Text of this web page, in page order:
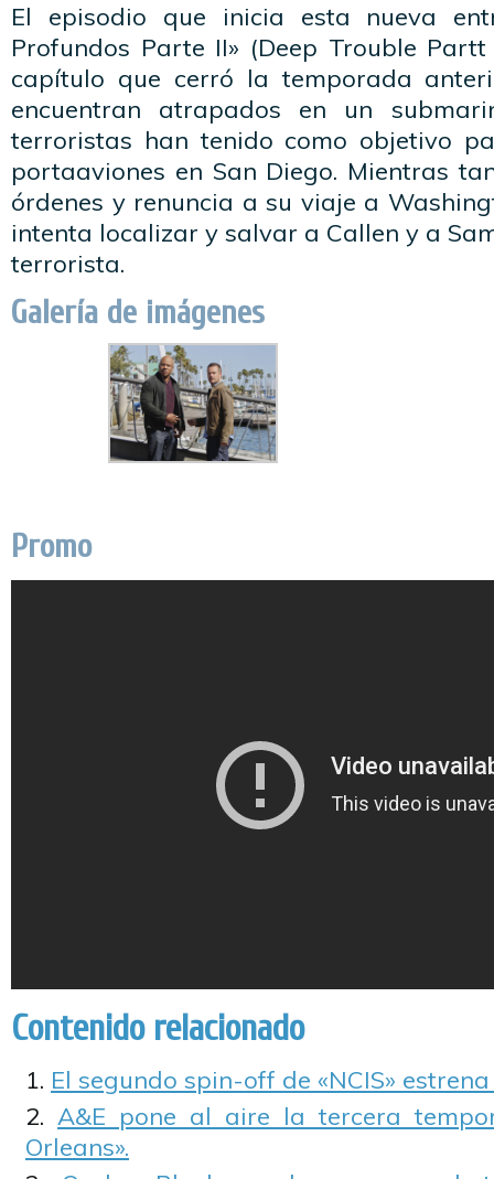
El episodio que inicia esta nueva
Profundos Parte II» (Deep Trouble
capítulo que cerró la temporada
encuentran atrapados en un
terroristas han tenido como objetivo
portaaviones en San Diego. Mientras
órdenes y renuncia a su viaje a
intenta localizar y salvar a Callen y a
terrorista.
Galería de imágenes
Promo
Contenido relacionado
El segundo spin-off de «NCIS» estrena
A&E pone al aire la tercera
Orleans».